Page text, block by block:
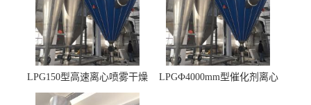
LPG150型高速离心喷雾干燥
机 φ2.85m
LPGФ4000mm型催化剂离心